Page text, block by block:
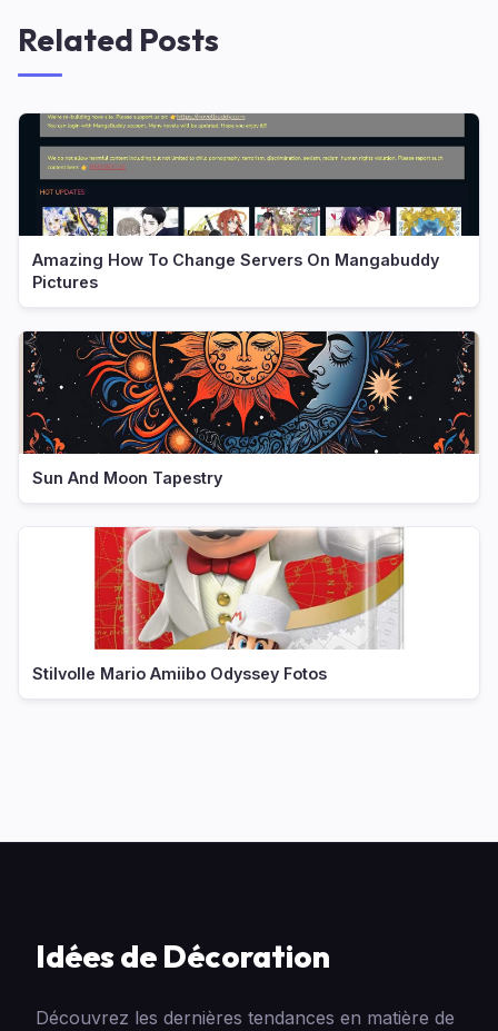
Related Posts
Amazing How To Change Servers On Mangabuddy
Pictures
Sun And Moon Tapestry
Stilvolle Mario Amiibo Odyssey Fotos
Idées de Décoration
Découvrez les dernières tendances en matière de